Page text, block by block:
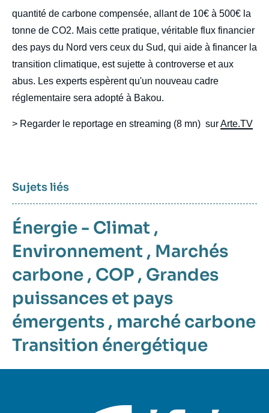
quantité de carbone compensée, allant de 10€ à 500€ la
tonne de CO2. Mais cette pratique, véritable flux financier
des pays du Nord vers ceux du Sud, qui aide à financer la
transition climatique, est sujette à controverse et aux
abus. Les experts espèrent qu'un nouveau cadre
réglementaire sera adopté à Bakou.
> Regarder le reportage en streaming (8 mn) surArte.TV
Sujets liés
Énergie - Climat ,
Environnement , Marchés
carbone , COP , Grandes
puissances et pays
émergents , marché carbone
Transition énergétique